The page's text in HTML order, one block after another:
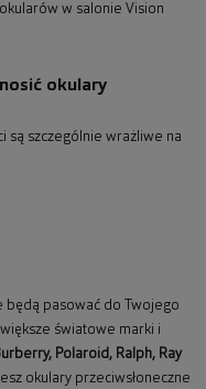
w salonie Vision
okulary
są szczególnie wrażliwe na
będą pasować do Twojego
światowe marki i
, Polaroid , Ralph, Ray
okulary przeciwsłoneczne